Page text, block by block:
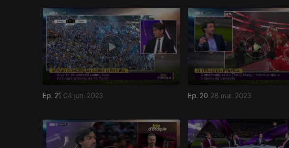
Ep. 21 04 jun. 2023 Ep. 20 28 mai. 2023
691749